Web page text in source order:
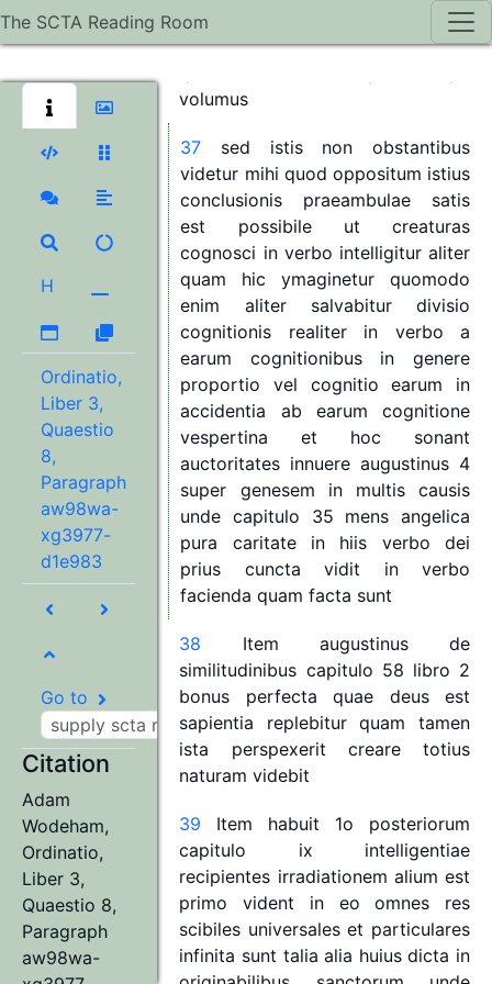
The SCTA Reading Room
H
Ordinatio,
Liber 3,
Quaestio
8,
Paragraph
aw98wa-
xg3977-
d1e983
Go to
Citation
Adam
Wodeham,
Ordinatio,
Liber 3,
Quaestio 8,
Paragraph
aw98wa-
quam
voluntas
quae est visus causa multiplex est
volumus
37 sed istis non
obstantibus
videtur mihi quod oppositum istius
conclusionis
praeambulae
satis
est
possibile ut
creaturas
cognosci in verbo intelligitur aliter
quam
hic ymaginetur
quomodo
enim
aliter salvabitur
divisio
cognitionis
realiter in verbo
a
earum
cognitionibus in
genere
proportio
vel cognitio earum
in
accidentia
ab earum
cognitione
vespertina
et hoc
sonant
auctoritates innuere augustinus 4
super
genesem in multis
causis
unde capitulo 35 mens angelica
pura
caritate in hiis verbo
dei
prius
cuncta vidit in
verbo
facienda quam facta sunt
38 Item augustinus
de
similitudinibus capitulo 58 libro 2
bonus
perfecta quae deus
est
sapientia
replebitur quam
tamen
ista
perspexerit creare
totius
naturam videbit
39 Item habuit 1o
posteriorum
capitulo
ix
intelligentiae
recipientes irradiationem alium est
primo
vident in eo omnes
res
scibiles universales et particulares
infinita sunt talia alia huius dicta in